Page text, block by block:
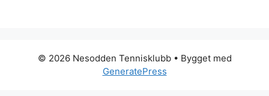
© 2026 Nesodden Tennisklubb• Bygget med
GeneratePress